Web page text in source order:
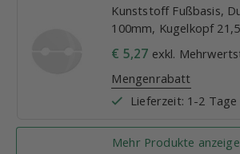
Kunststoff Fußbasis,
100mm, Kugelkopf
€ 5,27 exkl.
Mengenrabatt
Lieferzeit: 1-2 Tage
Mehr Produkte